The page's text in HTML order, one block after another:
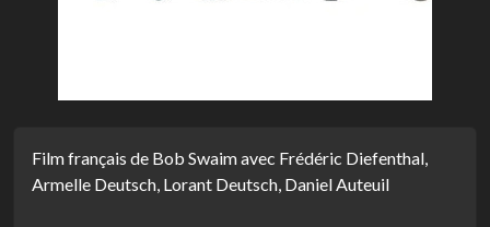
Film français de Bob Swaim avec Frédéric Diefenthal,
Armelle Deutsch, Lorant Deutsch, Daniel Auteuil